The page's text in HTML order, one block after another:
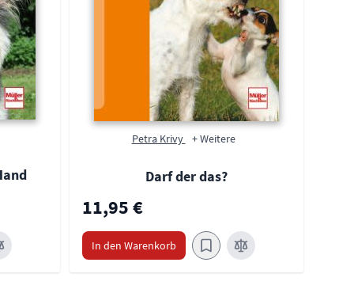
Petra Krivy + Weitere
Darf der das?
11,95 €
In den Warenkorb